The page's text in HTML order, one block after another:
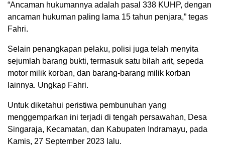
“Ancaman hukumannya adalah pasal 338 KUHP, dengan
ancaman hukuman paling lama 15 tahun penjara,” tegas
Fahri.
Selain penangkapan pelaku, polisi juga telah menyita
sejumlah barang bukti, termasuk satu bilah arit, sepeda
motor milik korban, dan barang-barang milik korban
lainnya. Ungkap Fahri.
Untuk diketahui peristiwa pembunuhan yang
menggemparkan ini terjadi di tengah persawahan, Desa
Singaraja, Kecamatan, dan Kabupaten Indramayu, pada
Kamis, 27 September 2023 lalu.